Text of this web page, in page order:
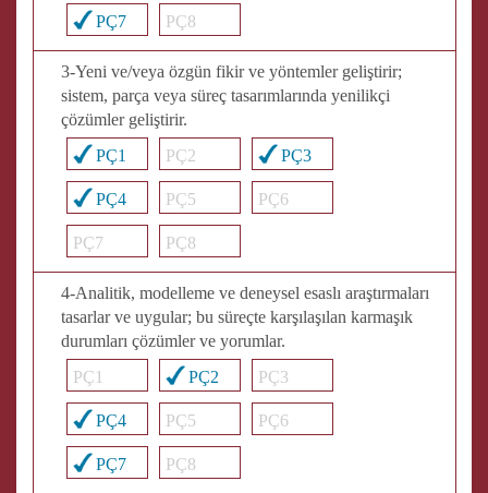
PÇ7 PÇ8
3-Yeni ve/veya özgün fikir ve yöntemler geliştirir;
sistem, parça veya süreç tasarımlarında yenilikçi
çözümler geliştirir.
PÇ1
PÇ2 PÇ3
PÇ4 PÇ5 PÇ6
PÇ7 PÇ8
4-Analitik, modelleme ve deneysel esaslı araştırmaları
tasarlar ve uygular; bu süreçte karşılaşılan karmaşık
durumları çözümler ve yorumlar.
PÇ1
PÇ2 PÇ3
PÇ4 PÇ5 PÇ6
PÇ7 PÇ8